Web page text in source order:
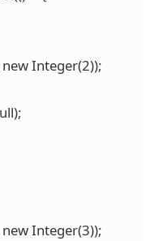
new Integer(2));
new Integer(3));